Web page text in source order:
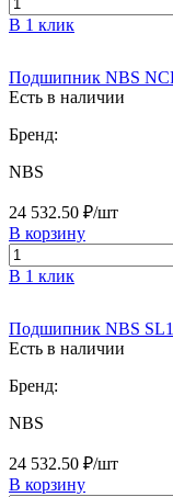
В 1 клик
Подшипник NBS
Есть в наличии
Бренд:
NBS
24 532.50 ₽/шт
В корзину
В 1 клик
Подшипник NBS
Есть в наличии
Бренд:
NBS
24 532.50 ₽/шт
В корзину